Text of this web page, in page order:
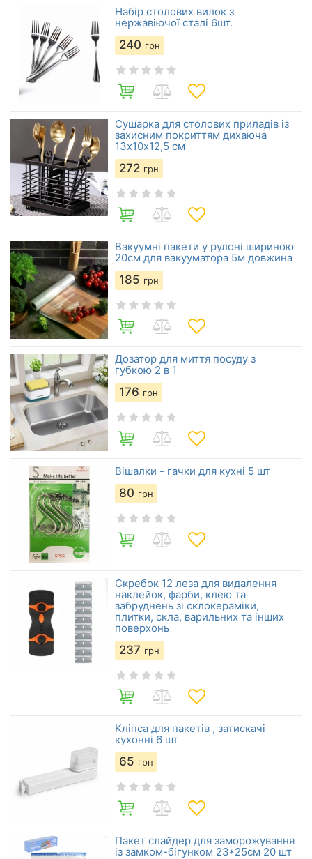
Набір столових вилок з
нержавіючої сталі 6шт.
240 грн
Сушарка для столових приладів із
захисним покриттям дихаюча
13х10х12,5 см
272 грн
Вакуумні пакети у рулоні шириною
20см для вакууматора 5м довжина
185 грн
Дозатор для миття посуду з
губкою 2 в 1
176 грн
Вішалки - гачки для кухні 5 шт
80 грн
Скребок 12 леза для видалення
наклейок, фарби, клею та
забруднень зі склокераміки,
плитки, скла, варильних та інших
поверхонь
237 грн
Кліпса для пакетів , затискачі
кухонні 6 шт
65 грн
Пакет слайдер для заморожування
із замком-бігунком 23*25см 20 шт